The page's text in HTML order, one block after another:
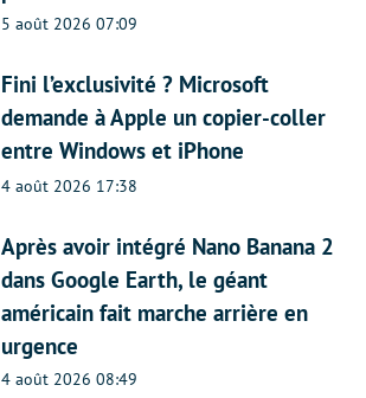
5 août 2026 07:09
Fini l’exclusivité ? Microsoft
demande à Apple un copier-coller
entre Windows et iPhone
4 août 2026 17:38
Après avoir intégré Nano Banana 2
dans Google Earth, le géant
américain fait marche arrière en
urgence
4 août 2026 08:49